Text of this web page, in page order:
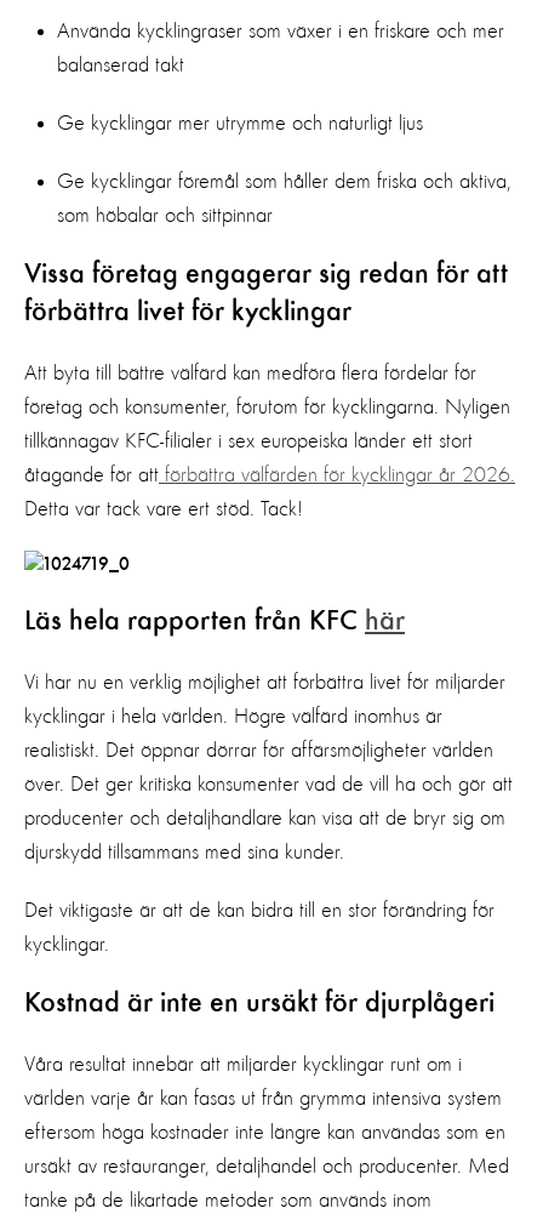
Använda kycklingraser som växer i en friskare och mer
balanserad takt
Ge kycklingar mer utrymme och naturligt ljus
Ge kycklingar föremål som håller dem friska och aktiva,
som höbalar och sittpinnar
Vissa företag engagerar sig redan för att
förbättra livet för kycklingar
Att byta till bättre välfärd kan medföra flera fördelar för
företag och konsumenter, förutom för kycklingarna. Nyligen
tillkännagav KFC-filialer i sex europeiska länder ett stort
åtagande för att förbättra välfärden för kycklingar år 2026.
Detta var tack vare ert stöd. Tack!
Läs hela rapporten från KFC här
Vi har nu en verklig möjlighet att förbättra livet för miljarder
kycklingar i hela världen. Högre välfärd inomhus är
realistiskt. Det öppnar dörrar för affärsmöjligheter världen
över. Det ger kritiska konsumenter vad de vill ha och gör att
producenter och detaljhandlare kan visa att de bryr sig om
djurskydd tillsammans med sina kunder.
Det viktigaste är att de kan bidra till en stor förändring för
kycklingar.
Kostnad är inte en ursäkt för djurplågeri
Våra resultat innebär att miljarder kycklingar runt om i
världen varje år kan fasas ut från grymma intensiva system
eftersom höga kostnader inte längre kan användas som en
ursäkt av restauranger, detaljhandel och producenter. Med
tanke på de likartade metoder som används inom